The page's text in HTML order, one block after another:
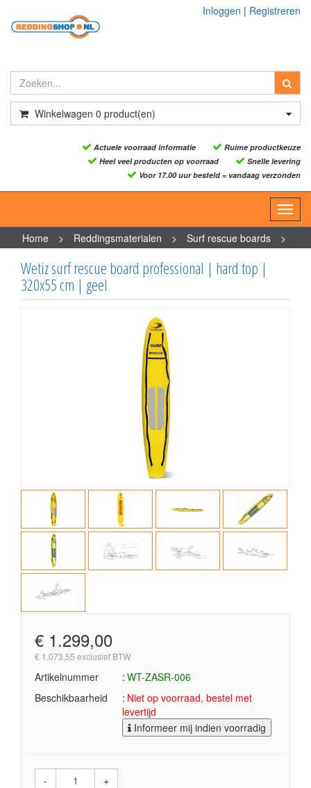
Inloggen | Registreren
Winkelwagen 0 product(en)
Actuele voorraad informatie
Ruime productkeuze
Heel veel producten op voorraad
Snelle levering
Voor 17.00 uur besteld = vandaag verzonden
Home
> Reddingsmaterialen > Surf rescue boards
>
Wetiz surf rescue board professional | hard top | 320x55 cm |
geel
Wetiz surf rescue board professional | hard top |
320x55 cm | geel
€ 1.299,00
€ 1.073,55 exclusief BTW
Artikelnummer
WT-ZASR-006
Beschikbaarheid
Niet op voorraad, bestel met
levertijd
Informeer mij indien voorradig
-
+